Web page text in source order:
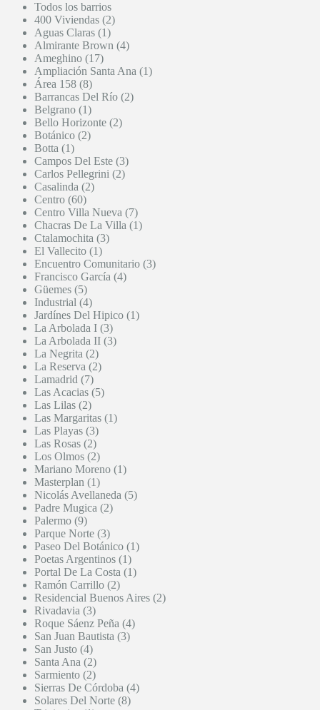
Todos los barrios
400 Viviendas (2)
Aguas Claras (1)
Almirante Brown (4)
Ameghino (17)
Ampliación Santa Ana (1)
Área 158 (8)
Barrancas Del Río (2)
Belgrano (1)
Bello Horizonte (2)
Botánico (2)
Botta (1)
Campos Del Este (3)
Carlos Pellegrini (2)
Casalinda (2)
Centro (60)
Centro Villa Nueva (7)
Chacras De La Villa (1)
Ctalamochita (3)
El Vallecito (1)
Encuentro Comunitario (3)
Francisco García (4)
Güemes (5)
Industrial (4)
Jardínes Del Hipico (1)
La Arbolada I (3)
La Arbolada II (3)
La Negrita (2)
La Reserva (2)
Lamadrid (7)
Las Acacias (5)
Las Lilas (2)
Las Margaritas (1)
Las Playas (3)
Las Rosas (2)
Los Olmos (2)
Mariano Moreno (1)
Masterplan (1)
Nicolás Avellaneda (5)
Padre Mugica (2)
Palermo (9)
Parque Norte (3)
Paseo Del Botánico (1)
Poetas Argentinos (1)
Portal De La Costa (1)
Ramón Carrillo (2)
Residencial Buenos Aires (2)
Rivadavia (3)
Roque Sáenz Peña (4)
San Juan Bautista (3)
San Justo (4)
Santa Ana (2)
Sarmiento (2)
Sierras De Córdoba (4)
Solares Del Norte (8)